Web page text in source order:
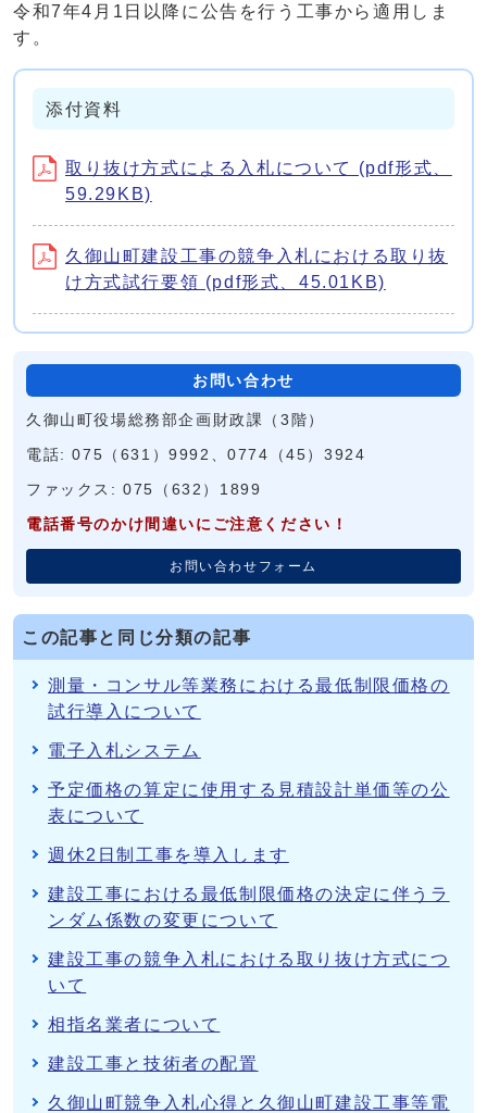
令和7年4月1日以降に公告を行う工事から適用しま
す。
添付資料
取り抜け方式による入札について (pdf形式、
59.29KB)
久御山町建設工事の競争入札における取り抜
け方式試行要領 (pdf形式、45.01KB)
お問い合わせ
久御山町役場総務部企画財政課（3階）
電話: 075（631）9992、0774（45）3924
ファックス: 075（632）1899
電話番号のかけ間違いにご注意ください！
お問い合わせフォーム
この記事と同じ分類の記事
測量・コンサル等業務における最低制限価格の
試行導入について
電子入札システム
予定価格の算定に使用する見積設計単価等の公
表について
週休2日制工事を導入します
建設工事における最低制限価格の決定に伴うラ
ンダム係数の変更について
建設工事の競争入札における取り抜け方式につ
いて
相指名業者について
建設工事と技術者の配置
久御山町競争入札心得と久御山町建設工事等電